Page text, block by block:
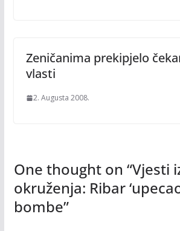
Zeničanima prekipjelo
vlasti
2. Augusta 2008.
One thought on “Vjesti
okruženja: Ribar
bombe”